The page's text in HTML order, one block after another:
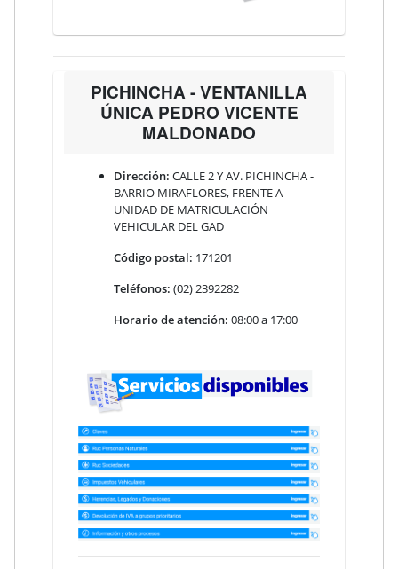
PICHINCHA - VENTANILLA
ÚNICA PEDRO VICENTE
MALDONADO
Dirección: CALLE 2 Y AV. PICHINCHA -
BARRIO MIRAFLORES, FRENTE A
UNIDAD DE MATRICULACIÓN
VEHICULAR DEL GAD
Código postal: 171201
Teléfonos: (02) 2392282
Horario de atención: 08:00 a 17:00